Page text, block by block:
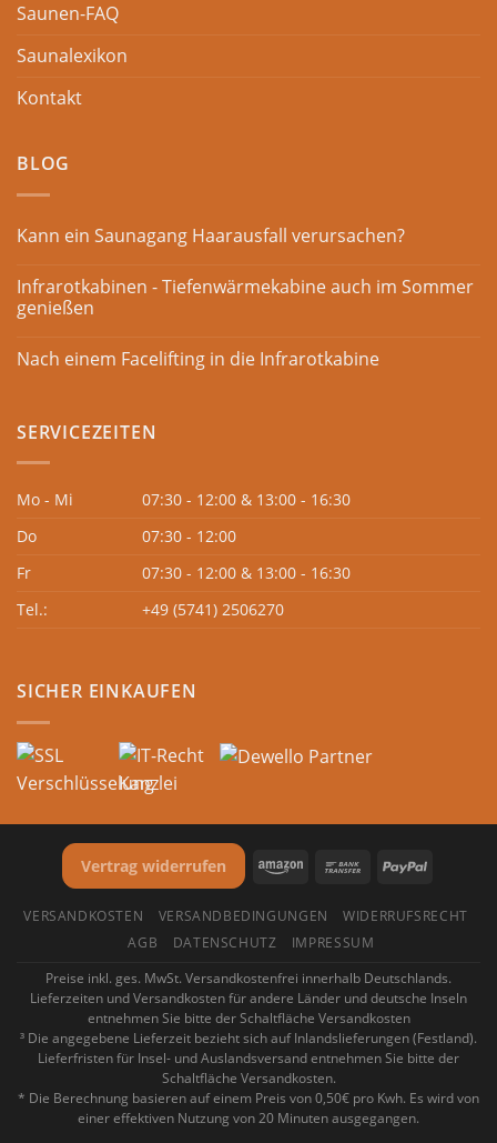
Saunen-FAQ
Saunalexikon
Kontakt
BLOG
Kann ein Saunagang Haarausfall verursachen?
Infrarotkabinen - Tiefenwärmekabine auch im Sommer
genießen
Nach einem Facelifting in die Infrarotkabine
SERVICEZEITEN
Mo - Mi
07:30 - 12:00 & 13:00 - 16:30
Do
07:30 - 12:00
Fr
07:30 - 12:00 & 13:00 - 16:30
Tel.:
+49 (5741) 2506270
SICHER EINKAUFEN
Vertrag widerrufen
VERSANDKOSTEN VERSANDBEDINGUNGEN
WIDERRUFSRECHT
AGB
DATENSCHUTZ IMPRESSUM
Preise inkl. ges. MwSt. Versandkostenfrei innerhalb Deutschlands.
Lieferzeiten und Versandkosten für andere Länder und deutsche Inseln
entnehmen Sie bitte der Schaltfläche Versandkosten
³ Die angegebene Lieferzeit bezieht sich auf Inlandslieferungen (Festland).
Lieferfristen für Insel- und Auslandsversand entnehmen Sie bitte der
Schaltfläche Versandkosten.
* Die Berechnung basieren auf einem Preis von 0,50€ pro Kwh. Es wird von
einer effektiven Nutzung von 20 Minuten ausgegangen.